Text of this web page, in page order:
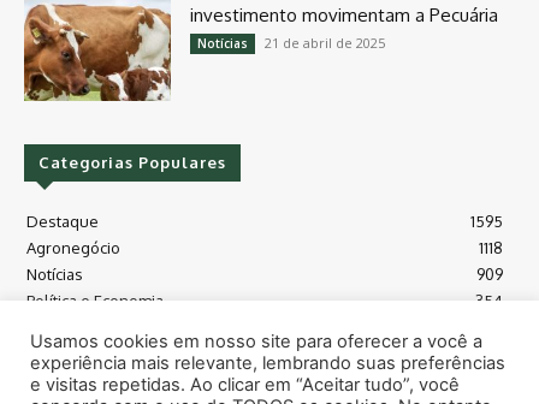
investimento movimentam a Pecuária
Notícias 21 de abril de 2025
Categorias Populares
Destaque
1595
Agronegócio
1118
Notícias
909
Política e Economia
354
Máquinas e Tecnologia
128
Grãos - soja e milho
Usamos cookies em nosso site para oferecer a você a
experiência mais relevante, lembrando suas preferências
e visitas repetidas. Ao clicar em “Aceitar tudo”, você